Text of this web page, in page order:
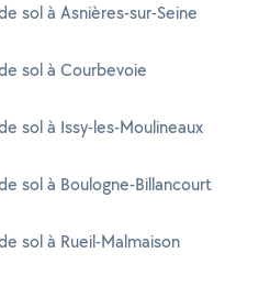
sol à Asnières-sur-Seine
sol à Courbevoie
sol à Issy-les-Moulineaux
sol à Boulogne-Billancourt
sol à Rueil-Malmaison